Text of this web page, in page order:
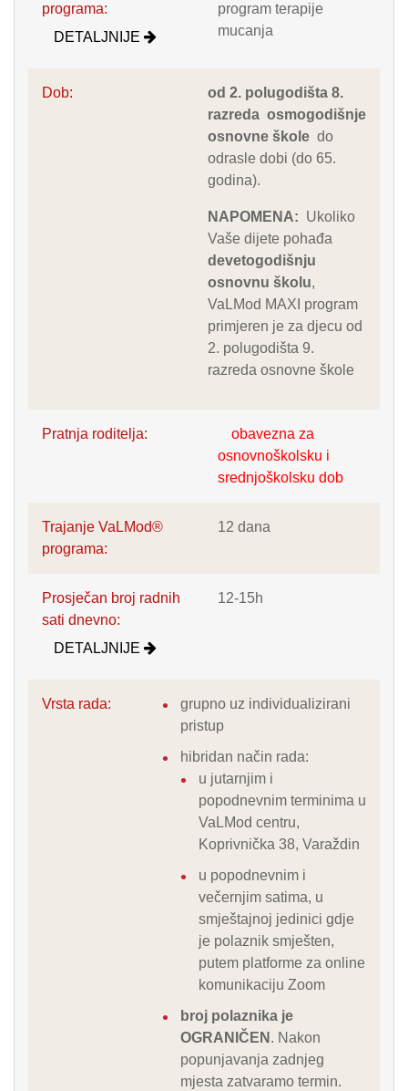
programa:
DETALJNIJE
program terapije
mucanja
Dob:
od 2. polugodišta 8.
razreda osmogodišnje
osnovne škole do
odrasle dobi (do 65.
godina).
NAPOMENA: Ukoliko
Vaše dijete pohađa
devetogodišnju
osnovnu školu,
VaLMod MAXI program
primjeren je za djecu od
2. polugodišta 9.
razreda osnovne škole
Pratnja roditelja:
obavezna za
osnovnoškolsku i
srednjoškolsku dob
Trajanje VaLMod®
programa:
12 dana
Prosječan broj radnih
sati dnevno:
DETALJNIJE
12-15h
Vrsta rada:
grupno uz individualizirani
pristup
hibridan način rada:
u jutarnjim i
popodnevnim terminima u
VaLMod centru,
Koprivnička 38, Varaždin
u popodnevnim i
večernjim satima, u
smještajnoj jedinici gdje
je polaznik smješten,
putem platforme za online
komunikaciju Zoom
broj polaznika je
OGRANIČEN . Nakon
popunjavanja zadnjeg
mjesta zatvaramo termin.